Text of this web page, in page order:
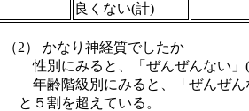
良くない(計)
（2） かなり神経質でしたか
性別にみると、「ぜんぜんない」
年齢階級別にみると、「ぜんぜ
と５割を超えている。